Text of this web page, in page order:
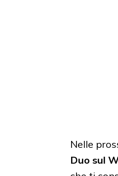
Nelle
Duo sul